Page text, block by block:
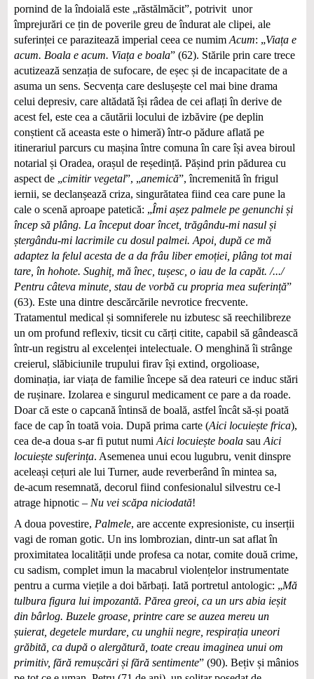
pornind de la îndoială este „răstălmăcit”, potrivit unor
împrejurări ce țin de poverile greu de îndurat ale clipei, ale
suferinței ce parazitează imperial ceea ce numim Acum: „Viața e
acum. Boala e acum. Viața e boala” (62). Stările prin care trece
acutizează senzația de sufocare, de eșec și de incapacitate de a
asuma un sens. Secvența care deslușește cel mai bine drama
celui depresiv, care altădată își râdea de cei aflați în derive de
acest fel, este cea a căutării locului de izbăvire (pe deplin
conștient că aceasta este o himeră) într‑o pădure aflată pe
itinerariul parcurs cu mașina între comuna în care își avea biroul
notarial și Oradea, orașul de reședință. Pășind prin pădurea cu
aspect de „cimitir vegetal”, „anemică”, încremenită în frigul
iernii, se declanșează criza, singurătatea fiind cea care pune la
cale o scenă aproape patetică: „Îmi așez palmele pe genunchi și
încep să plâng. La început doar încet, trăgându-mi nasul și
ștergându-mi lacrimile cu dosul palmei. Apoi, după ce mă
adaptez la felul acesta de a da frâu liber emoției, plâng tot mai
tare, în hohote. Sughiț, mă înec, tușesc, o iau de la capăt. /.../
Pentru câteva minute, stau de vorbă cu propria mea suferință”
(63). Este una dintre descărcările nevrotice frecvente.
Tratamentul medical și somniferele nu izbutesc să reechilibreze
un om profund reflexiv, ticsit cu cărți citite, capabil să gândească
într-un registru al excelenței intelectuale. O menghină îi strânge
creierul, slăbiciunile trupului firav își extind, orgolioase,
dominația, iar viața de familie începe să dea rateuri ce induc stări
de rușinare. Izolarea e singurul medicament ce pare a da roade.
Doar că este o capcană întinsă de boală, astfel încât să-și poată
face de cap în toată voia. După prima carte (Aici locuiește frica),
cea de-a doua s-ar fi putut numi Aici locuiește boalasau Aici
locuiește suferința. Asemenea unui ecou lugubru, venit dinspre
aceleași cețuri ale lui Turner, aude reverberând în mintea sa,
de‑acum resemnată, decorul fiind confesionalul silvestru ce-l
atrage hipnotic – Nu vei scăpa niciodată!
A doua povestire, Palmele, are accente expresioniste, cu inserții
vagi de roman gotic. Un ins lombrozian, dintr-un sat aflat în
proximitatea localității unde profesa ca notar, comite două crime,
cu sadism, complet imun la macabrul violențelor instrumentate
pentru a curma viețile a doi bărbați. Iată portretul antologic: „Mă
tulbura figura lui impozantă. Părea greoi, ca un urs abia ieșit
din bârlog. Buzele groase, printre care se auzea mereu un
șuierat, degetele murdare, cu unghii negre, respirația uneori
grăbită, ca după o alergătură, toate creau imaginea unui om
primitiv, fără remușcări și fără sentimente” (90). Bețiv și mâ­nios